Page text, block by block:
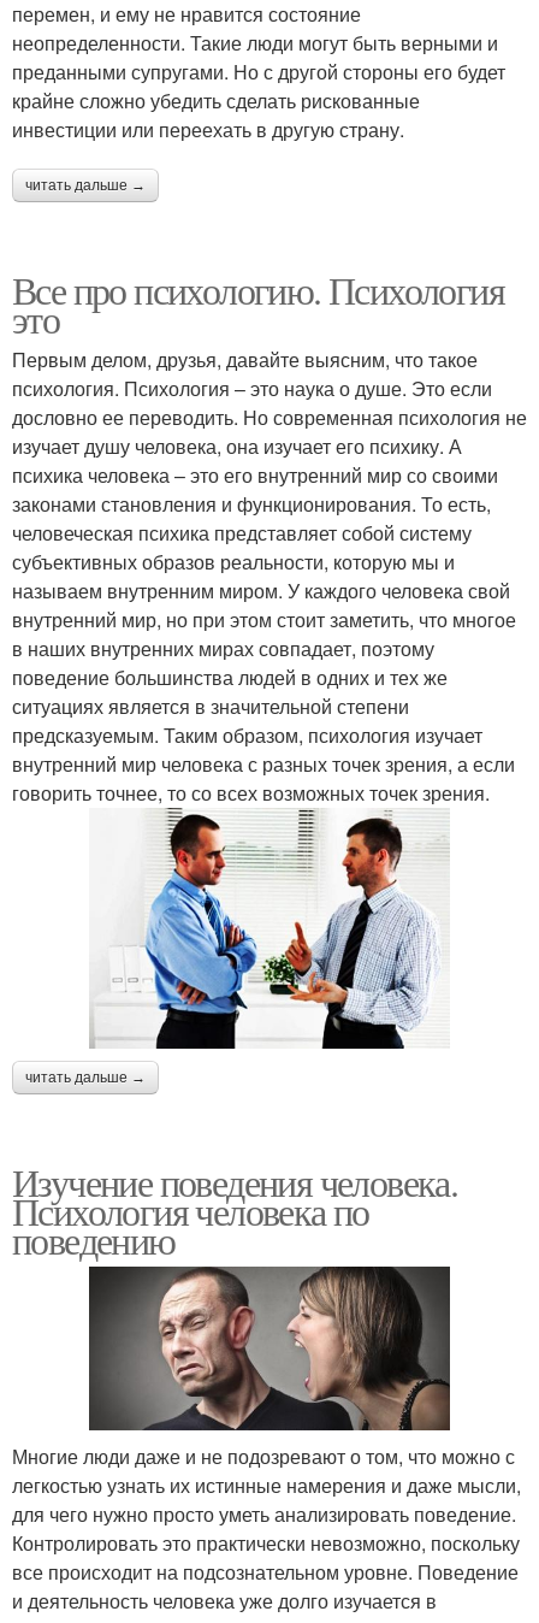
перемен, и ему не нравится состояние
неопределенности. Такие люди могут быть верными и
преданными супругами. Но с другой стороны его будет
крайне сложно убедить сделать рискованные
инвестиции или переехать в другую страну.
читать дальше →
Все про психологию. Психология
это
Первым делом, друзья, давайте выясним, что такое
психология. Психология – это наука о душе. Это если
дословно ее переводить. Но современная психология не
изучает душу человека, она изучает его психику. А
психика человека – это его внутренний мир со своими
законами становления и функционирования. То есть,
человеческая психика представляет собой систему
субъективных образов реальности, которую мы и
называем внутренним миром. У каждого человека свой
внутренний мир, но при этом стоит заметить, что многое
в наших внутренних мирах совпадает, поэтому
поведение большинства людей в одних и тех же
ситуациях является в значительной степени
предсказуемым. Таким образом, психология изучает
внутренний мир человека с разных точек зрения, а если
говорить точнее, то со всех возможных точек зрения.
читать дальше →
Изучение поведения человека.
Психология человека по
поведению
Многие люди даже и не подозревают о том, что можно с
легкостью узнать их истинные намерения и даже мысли,
для чего нужно просто уметь анализировать поведение.
Контролировать это практически невозможно, поскольку
все происходит на подсознательном уровне. Поведение
и деятельность человека уже долго изучается в